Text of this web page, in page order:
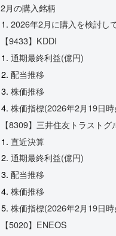
2月の購入銘柄
2026年2月に購入を検討し
【9433】KDDI
通期最終利益(億円)
配当推移
株価推移
株価指標(2026年2月19日時
【8309】三井住友トラストグ
直近決算
通期最終利益(億円)
配当推移
株価推移
株価指標(2026年2月19日時
【5020】ENEOS